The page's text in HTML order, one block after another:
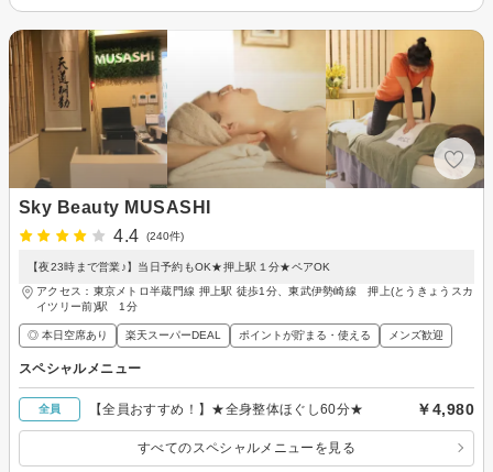
Sky Beauty MUSASHI
4.4
(240件)
【夜23時まで営業♪】当日予約もOK★押上駅１分★ペアOK
アクセス：東京メトロ半蔵門線 押上駅 徒歩1分、東武伊勢崎線 押上(とうきょうスカ
イツリー前)駅 1分
◎ 本日空席あり 楽天スーパーDEAL ポイントが貯まる・使える メンズ歓迎
スペシャルメニュー
全員 【全員おすすめ！】★全身整体ほぐし60分★ ￥4,980
すべてのスペシャルメニューを見る